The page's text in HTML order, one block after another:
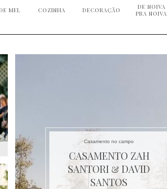
MEL COZINHA DECORAÇÃO
DE NOIVA
PRA NOIVA
Casamento no campo
CASAMENTO ZAH
SANTORI & DAVID
SANTOS